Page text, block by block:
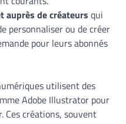
auprès de créateurs qui
personnaliser ou de créer
pour leurs abonnés
utilisent des
Adobe Illustrator pour
Ces créations, souvent